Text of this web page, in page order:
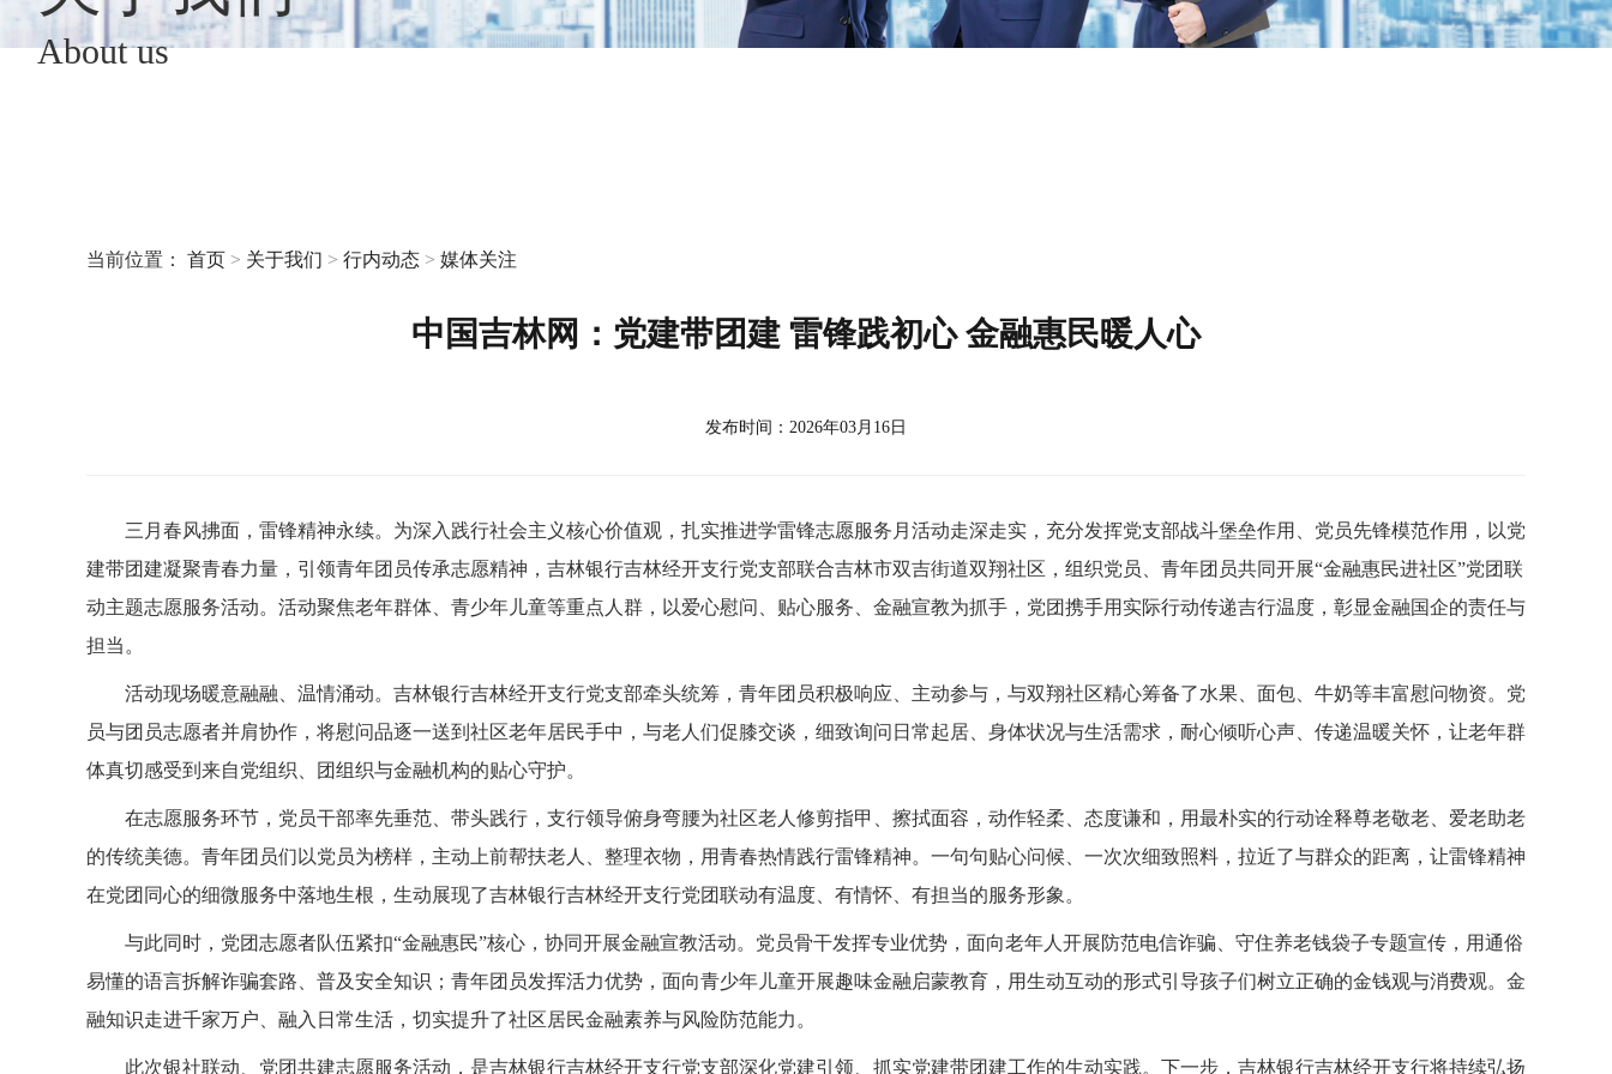
About us
当前位置： 首页 > 关于我们 > 行内动态 > 媒体关注
中国吉林网：党建带团建 雷锋践初心 金融惠民暖人心
发布时间：2026年03月16日
三月春风拂面，雷锋精神永续。为深入践行社会主义核心价值观，扎实推进学雷锋志愿服务月活动走深走实，充分发挥党支部战斗堡垒作用、党员先锋模范作用，以党
建带团建凝聚青春力量，引领青年团员传承志愿精神，吉林银行吉林经开支行党支部联合吉林市双吉街道双翔社区，组织党员、青年团员共同开展“金融惠民进社区”党团联
动主题志愿服务活动。活动聚焦老年群体、青少年儿童等重点人群，以爱心慰问、贴心服务、金融宣教为抓手，党团携手用实际行动传递吉行温度，彰显金融国企的责任与
担当。
活动现场暖意融融、温情涌动。吉林银行吉林经开支行党支部牵头统筹，青年团员积极响应、主动参与，与双翔社区精心筹备了水果、面包、牛奶等丰富慰问物资。党
员与团员志愿者并肩协作，将慰问品逐一送到社区老年居民手中，与老人们促膝交谈，细致询问日常起居、身体状况与生活需求，耐心倾听心声、传递温暖关怀，让老年群
体真切感受到来自党组织、团组织与金融机构的贴心守护。
在志愿服务环节，党员干部率先垂范、带头践行，支行领导俯身弯腰为社区老人修剪指甲、擦拭面容，动作轻柔、态度谦和，用最朴实的行动诠释尊老敬老、爱老助老
的传统美德。青年团员们以党员为榜样，主动上前帮扶老人、整理衣物，用青春热情践行雷锋精神。一句句贴心问候、一次次细致照料，拉近了与群众的距离，让雷锋精神
在党团同心的细微服务中落地生根，生动展现了吉林银行吉林经开支行党团联动有温度、有情怀、有担当的服务形象。
与此同时，党团志愿者队伍紧扣“金融惠民”核心，协同开展金融宣教活动。党员骨干发挥专业优势，面向老年人开展防范电信诈骗、守住养老钱袋子专题宣传，用通俗
易懂的语言拆解诈骗套路、普及安全知识；青年团员发挥活力优势，面向青少年儿童开展趣味金融启蒙教育，用生动互动的形式引导孩子们树立正确的金钱观与消费观。金
融知识走进千家万户、融入日常生活，切实提升了社区居民金融素养与风险防范能力。
此次银社联动、党团共建志愿服务活动，是吉林银行吉林经开支行党支部深化党建引领、抓实党建带团建工作的生动实践。下一步，吉林银行吉林经开支行将持续弘扬